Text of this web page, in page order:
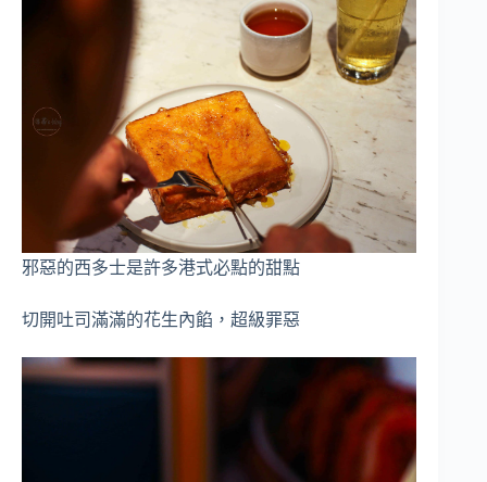
邪惡的西多士是許多港式必點的甜點
切開吐司滿滿的花生內餡，超級罪惡